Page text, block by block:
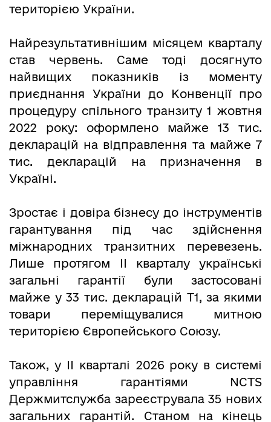
територією України.
Найрезультативнішим місяцем кварталу
став червень. Саме тоді досягнуто
найвищих показників із моменту
приєднання України до Конвенції про
процедуру спільного транзиту 1 жовтня
2022 року: оформлено майже 13 тис.
декларацій на відправлення та майже 7
тис. декларацій на призначення в
Україні.
Зростає і довіра бізнесу до інструментів
гарантування під час здійснення
міжнародних транзитних перевезень.
Лише протягом ІІ кварталу українські
загальні гарантії були застосовані
майже у 33 тис. декларацій Т1, за якими
товари переміщувалися митною
територією Європейського Союзу.
Також, у ІІ кварталі 2026 року в системі
управління гарантіями NCTS
Держмитслужба зареєструвала 35 нових
загальних гарантій. Станом на кінець